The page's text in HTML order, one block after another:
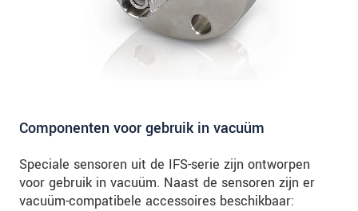
Componenten voor gebruik in vacuüm
Speciale sensoren uit de IFS-serie zijn ontworpen
voor gebruik in vacuüm. Naast de sensoren zijn er
vacuüm-compatibele accessoires beschikbaar: